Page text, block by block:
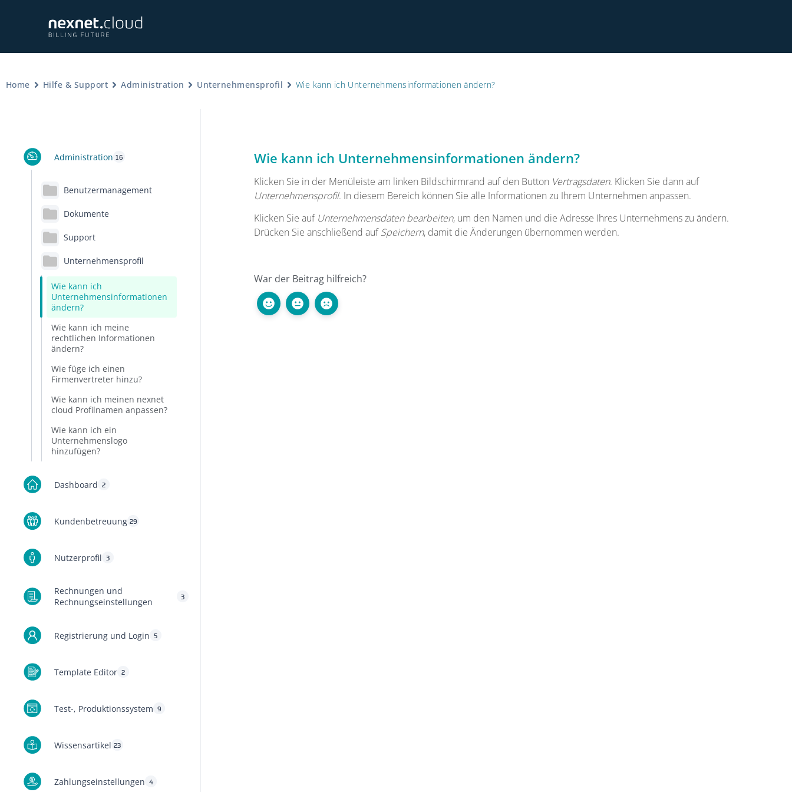
Home Hilfe & Support Administration Unternehmensprofil Wie kann ich Unternehmensinformationen ändern?
Administration 16
Benutzermanagement
Dokumente
Support
Unternehmensprofil
Wie kann ich
Unternehmensinformationen
ändern?
Wie kann ich meine
rechtlichen Informationen
ändern?
Wie füge ich einen
Firmenvertreter hinzu?
Wie kann ich meinen nexnet
cloud Profilnamen anpassen?
Wie kann ich ein
Unternehmenslogo
hinzufügen?
Dashboard 2
Kundenbetreuung 29
Nutzerprofil 3
Rechnungen und
Rechnungseinstellungen
3
Registrierung und Login 5
Template Editor 2
Test-, Produktionssystem 9
Wissensartikel 23
Zahlungseinstellungen 4
Wie kann ich Unternehmensinformationen ändern?
Klicken Sie in der Menüleiste am linken Bildschirmrand auf den Button Vertragsdaten. Klicken Sie dann auf
Unternehmensprofil. In diesem Bereich können Sie alle Informationen zu Ihrem Unternehmen anpassen.
Klicken Sie auf Unternehmensdaten bearbeiten, um den Namen und die Adresse Ihres Unternehmens zu ändern.
Drücken Sie anschließend aufSpeichern, damit die Änderungen übernommen werden.
War der Beitrag hilfreich?
Datenschutzhinweisen